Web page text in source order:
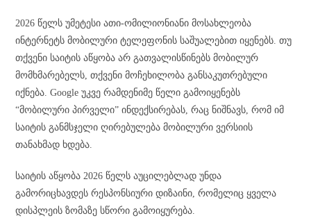
2026 წელს უმეტესი ათი-ომილიონიანი მოსახლეობა
ინტერნეტს მობილური ტელეფონის საშუალებით იყენებს. თუ
თქვენი საიტის აწყობა არ გათვალისწინებს მობილურ
მომხმარებელს, თქვენი მოჩეხილობა განსაკუთრებული
იქნება. Google უკვე რამდენიმე წელი გამოიყენებს
“მობილური პირველი” ინდექსირებას, რაც ნიშნავს, რომ იმ
საიტის განმსჯელი ღირებულება მობილური ვერსიის
თანახმად ხდება.
საიტის აწყობა 2026 წელს აუცილებლად უნდა
გამორიცხავდეს რესპონსიური დიზაინი, რომელიც ყველა
დისპლეის ზომაზე სწორი გამოიყურება.